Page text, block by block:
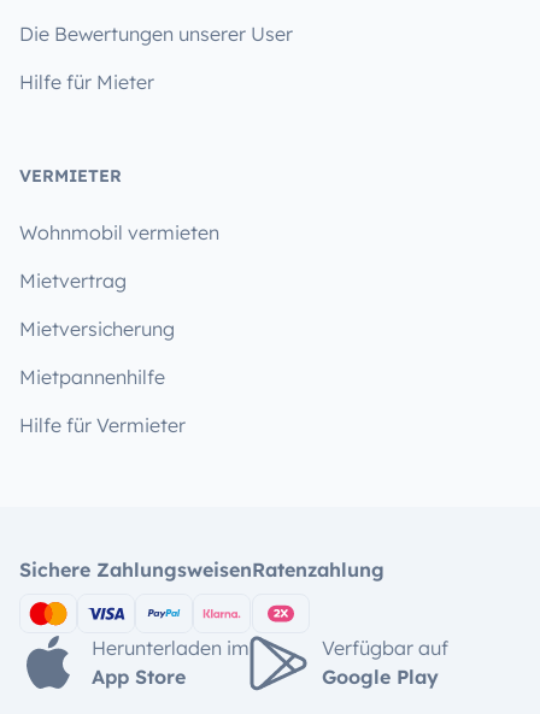
Die Bewertungen unserer User
Hilfe für Mieter
VERMIETER
Wohnmobil vermieten
Mietvertrag
Mietversicherung
Mietpannenhilfe
Hilfe für Vermieter
Sichere ZahlungsweisenRatenzahlung
Herunterladen im
App Store
Verfügbar auf
Google Play